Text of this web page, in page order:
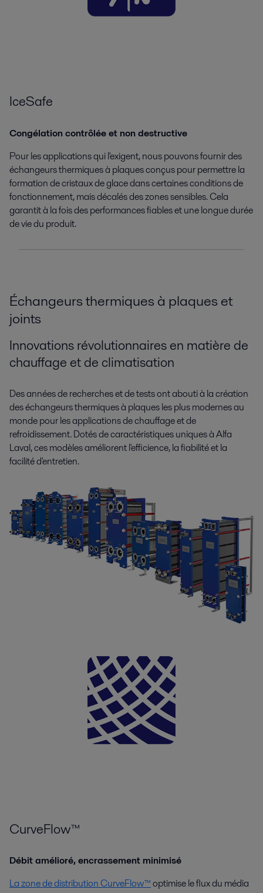
IceSafe
Congélation contrôlée et non destructive
Pour les applications qui l'exigent, nous pouvons fournir des
échangeurs thermiques à plaques conçus pour permettre la
formation de cristaux de glace dans certaines conditions de
fonctionnement, mais décalés des zones sensibles. Cela
garantit à la fois des performances fiables et une longue durée
de vie du produit.
Échangeurs thermiques à plaques et
joints
Innovations révolutionnaires en matière de
chauffage et de climatisation
Des années de recherches et de tests ont abouti à la création
des échangeurs thermiques à plaques les plus modernes au
monde pour les applications de chauffage et de
refroidissement. Dotés de caractéristiques uniques à Alfa
Laval, ces modèles améliorent l'efficience, la fiabilité et la
facilité d'entretien.
CurveFlow™
Débit amélioré, encrassement minimisé
La zone de distribution CurveFlow™optimise le flux du média